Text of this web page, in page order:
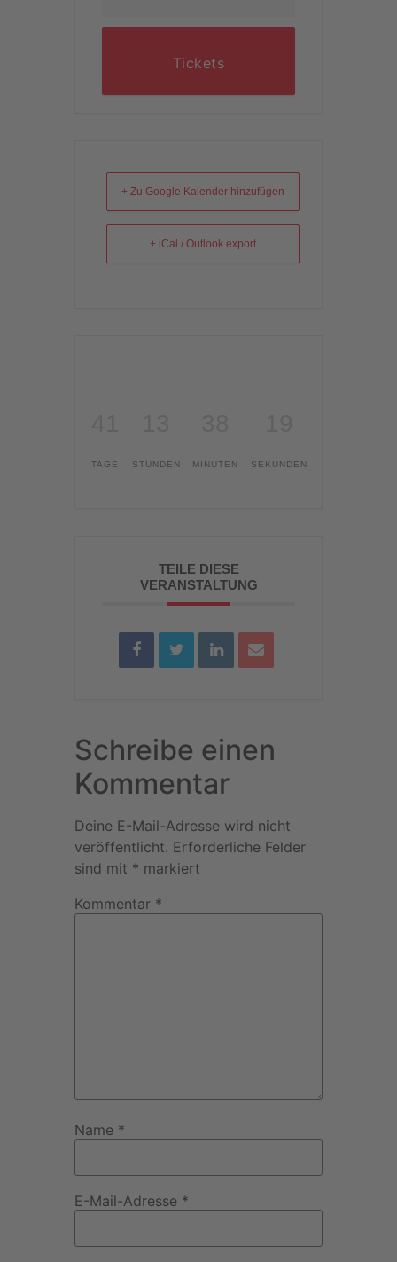
Tickets
+ Zu Google Kalender hinzufügen
+ iCal / Outlook export
TAGE STUNDEN MINUTEN SEKUNDEN
TEILE DIESE
VERANSTALTUNG
Schreibe einen
Kommentar
Deine E-Mail-Adresse wird nicht
veröffentlicht. Erforderliche Felder
sind mit * markiert
Kommentar *
Name *
E-Mail-Adresse *